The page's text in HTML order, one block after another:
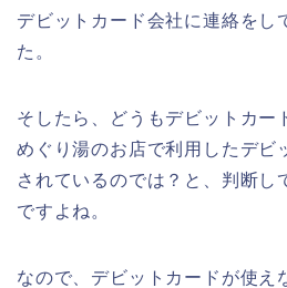
デビットカード会社に連絡をし
た。
そしたら、どうもデビットカー
めぐり湯のお店で利用したデビ
されているのでは？と、判断し
ですよね。
なので、デビットカードが使え